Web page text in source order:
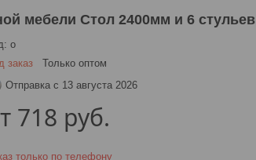
мебели Стол 2400мм и 6 стульев
заказ Только оптом
o
Отправка с 13 августа 2026
718 руб.
только по телефону